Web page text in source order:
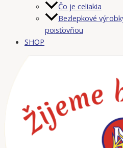
Čo je celiakia
Bezlepkové
poisťovňou
SHOP